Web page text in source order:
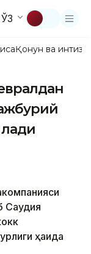
ЎЗ
Қонун ва
Саудия
ҳақида